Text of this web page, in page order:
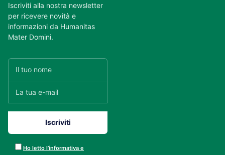
Iscriviti alla nostra newsletter
per ricevere novità e
informazioni da Humanitas
Mater Domini.
Ho letto l’informativa e